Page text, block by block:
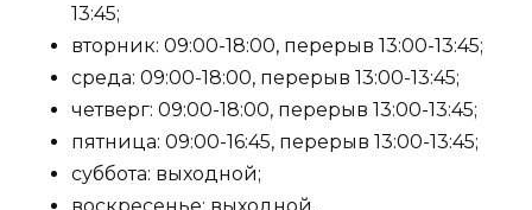
13:45;
вторник: 09:00-18:00, перерыв 13:00-13:45;
среда: 09:00-18:00, перерыв 13:00-13:45;
четверг: 09:00-18:00, перерыв 13:00-13:45;
пятница: 09:00-16:45, перерыв 13:00-13:45;
суббота: выходной;